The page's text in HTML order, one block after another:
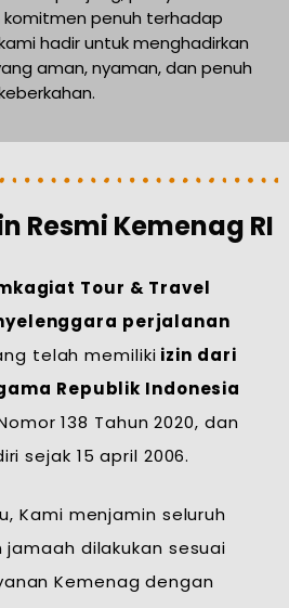
komitmen penuh terhadap
hadir untuk menghadirkan
aman, nyaman, dan penuh
Resmi Kemenag RI
Tour & Travel
perjalanan
telah memiliki izin dari
Republik Indonesia
138 Tahun 2020, dan
sejak 15 april 2006.
Kami menjamin seluruh
dilakukan sesuai
Kemenag dengan